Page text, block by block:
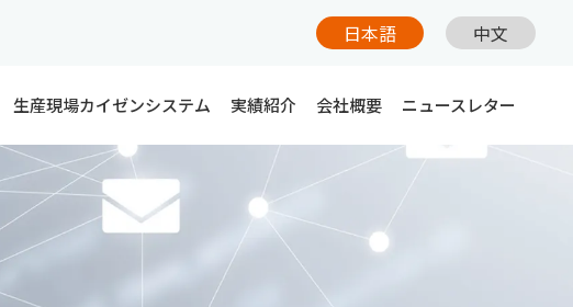
日本語 中文
生産現場カイゼンシステム 実績紹介 会社概要 ニュースレター